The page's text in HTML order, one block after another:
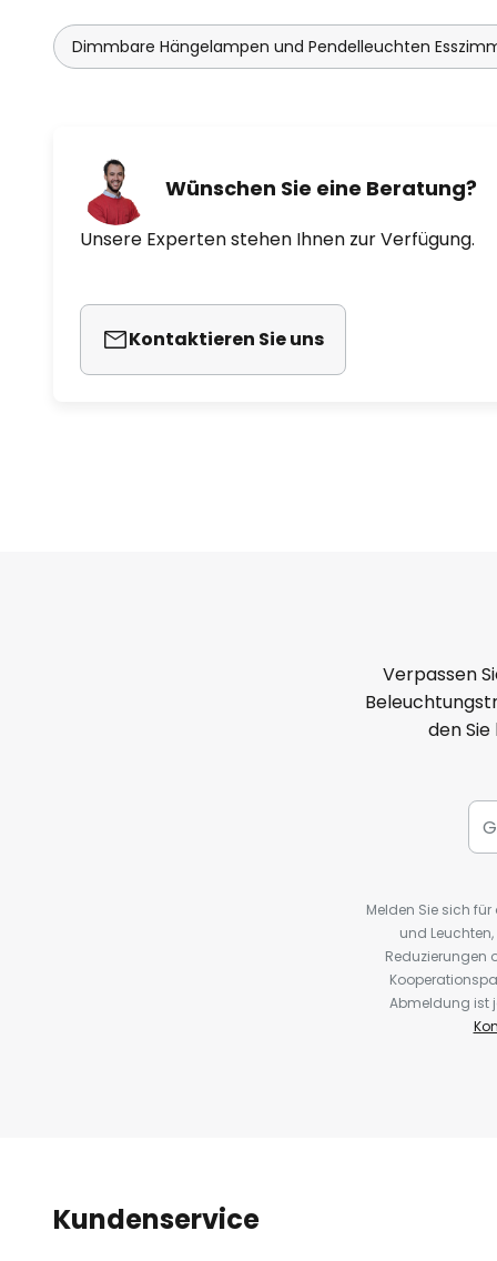
Dimmbare Hängelampen und Pendelleuchten
Wünschen Sie eine Beratung?
Unsere Experten stehen Ihnen zur Verfügung.
Kontaktieren Sie uns
Verpassen
den
Melden Sie sich
und
Reduzierungen
Abmeldung ist
Kundenservice